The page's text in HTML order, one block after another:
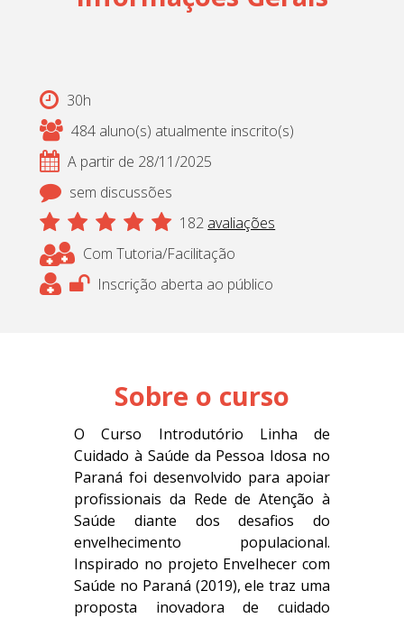
30h
484 aluno(s) atualmente inscrito(s)
A partir de 28/11/2025
sem discussões
182 avaliações
Com Tutoria/Facilitação
Inscrição aberta ao público
Sobre o curso
O Curso Introdutório Linha de
Cuidado à Saúde da Pessoa Idosa no
Paraná foi desenvolvido para apoiar
profissionais da Rede de Atenção à
Saúde diante dos desafios do
envelhecimento populacional.
Inspirado no projeto Envelhecer com
Saúde no Paraná (2019), ele traz uma
proposta inovadora de cuidado